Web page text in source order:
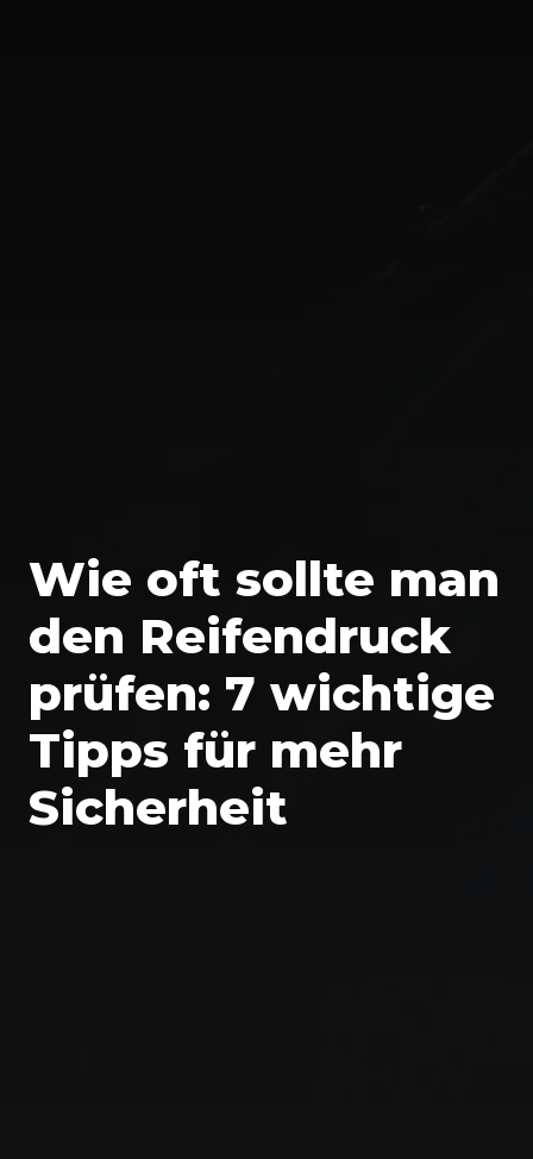
Wie oft sollte man
den Reifendruck
prüfen: 7 wichtige
Tipps für mehr
Sicherheit